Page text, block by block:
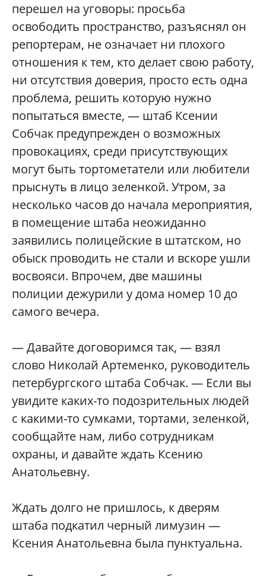
перешел на уговоры: просьба
освободить пространство, разъяснял он
репортерам, не означает ни плохого
отношения к тем, кто делает свою работу,
ни отсутствия доверия, просто есть одна
проблема, решить которую нужно
попытаться вместе, — штаб Ксении
Собчак предупрежден о возможных
провокациях, среди присутствующих
могут быть тортометатели или любители
прыснуть в лицо зеленкой. Утром, за
несколько часов до начала мероприятия,
в помещение штаба неожиданно
заявились полицейские в штатском, но
обыск проводить не стали и вскоре ушли
восвояси. Впрочем, две машины
полиции дежурили у дома номер 10 до
самого вечера.
— Давайте договоримся так, — взял
слово Николай Артеменко, руководитель
петербургского штаба Собчак. — Если вы
увидите каких-то подозрительных людей
с какими-то сумками, тортами, зеленкой,
сообщайте нам, либо сотрудникам
охраны, и давайте ждать Ксению
Анатольевну.
Ждать долго не пришлось, к дверям
штаба подкатил черный лимузин —
Ксения Анатольевна была пунктуальна.